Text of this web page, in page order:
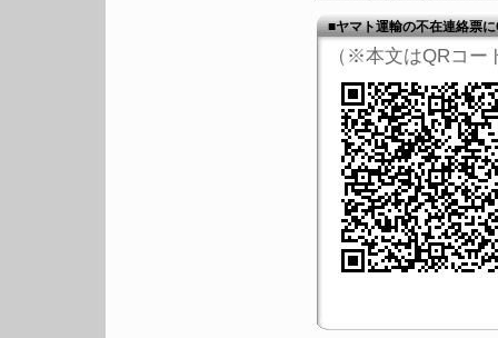
■ヤマト運輸の不在連絡票
（※本文はQRコー